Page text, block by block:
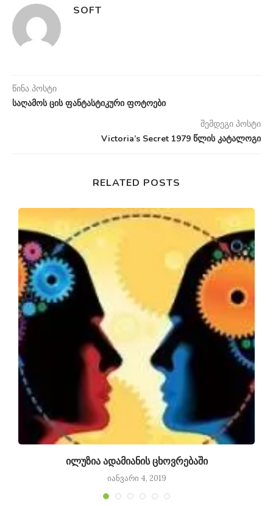
SOFT
წინა პოსტი
საღამოს ცის ფანტასტიკური ფოტოები
შემდეგი პოსტი
Victoria’s Secret 1979 წლის კატალოგი
RELATED POSTS
ილუზია ადამიანის ცხოვრებაში
იანვარი 4, 2019